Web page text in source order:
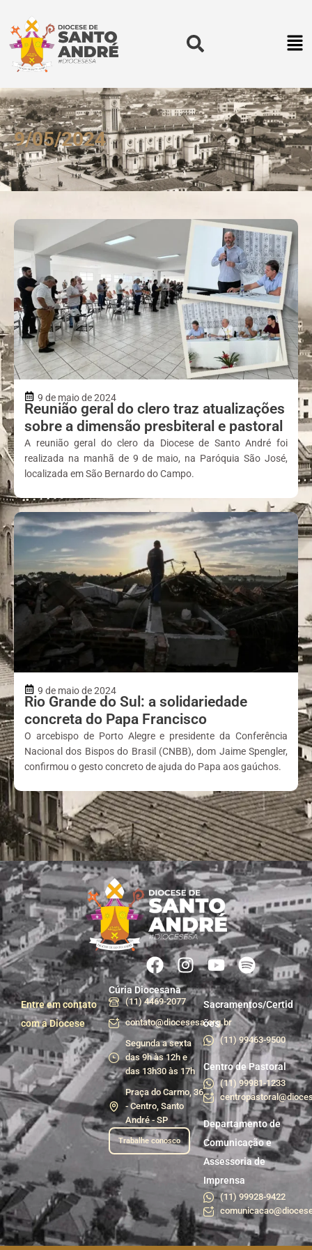
9/05/2024
9 de maio de 2024
Reunião geral do clero traz atualizações
sobre a dimensão presbiteral e pastoral
A reunião geral do clero da Diocese de Santo André foi
realizada na manhã de 9 de maio, na Paróquia São José,
localizada em São Bernardo do Campo.
9 de maio de 2024
Rio Grande do Sul: a solidariedade
concreta do Papa Francisco
O arcebispo de Porto Alegre e presidente da Conferência
Nacional dos Bispos do Brasil (CNBB), dom Jaime Spengler,
confirmou o gesto concreto de ajuda do Papa aos gaúchos.
Entre em contato
com a Diocese
Cúria Diocesana
(11) 4469-2077
contato@diocesesa.org.br
Segunda a sexta
das 9h às 12h e
das 13h30 às 17h
Praça do Carmo, 36
- Centro, Santo
André - SP
Trabalhe conosco
Sacramentos/Certid
ões
(11) 99463-9500
Centro de Pastoral
(11) 99981-1233
Departamento de
Comunicação e
Assessoria de
Imprensa
(11) 99928-9422